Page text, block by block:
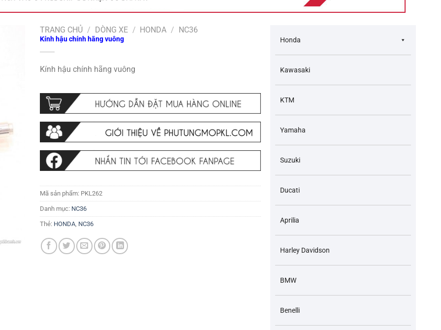
TRANG CHỦ / DÒNG XE / HONDA / NC36
Kính hậu chính hãng vuông
Kính hậu chính hãng vuông
Mã sản phẩm: PKL262
Danh mục: NC36
Thẻ: HONDA NC36
Honda
Kawasaki
KTM
Yamaha
Suzuki
Ducati
Aprilia
Harley Davidson
BMW
Benelli